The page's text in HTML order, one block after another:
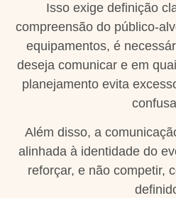
Isso exige definição
compreensão do público-
equipamentos, é
deseja comunicar e em
planejamento evita
Além disso, a
alinhada à identidade do
reforçar, e não competir,